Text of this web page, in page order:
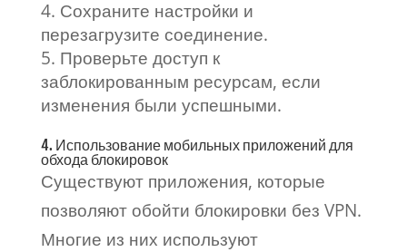
Сохраните настройки и
перезагрузите соединение.
Проверьте доступ к
заблокированным ресурсам, если
изменения были успешными.
4. Использование мобильных приложений для
обхода блокировок
Существуют приложения, которые
позволяют обойти блокировки без VPN.
Многие из них используют